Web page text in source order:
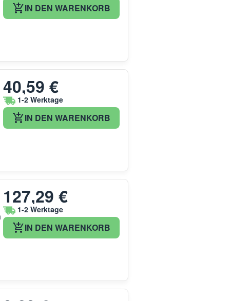
IN DEN WARENKORB
40,59 €
1-2 Werktage
IN DEN WARENKORB
127,29 €
1-2 Werktage
IN DEN WARENKORB